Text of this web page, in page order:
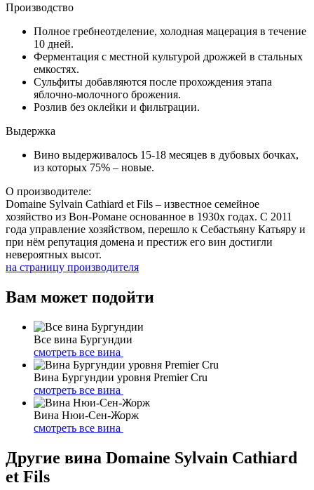
Производство
Полное гребнеотделение, холодная мацерация в течение
10 дней.
Ферментация с местной культурой дрожжей в стальных
емкостях.
Сульфиты добавляются после прохождения этапа
яблочно-молочного брожения.
Розлив без оклейки и фильтрации.
Выдержка
Вино выдерживалось 15-18 месяцев в дубовых бочках,
из которых 75% – новые.
О производителе:
Domaine Sylvain Cathiard et Fils – известное семейное
хозяйство из Вон-Романе основанное в 1930х годах. С 2011
года управление хозяйством, перешло к Себастьяну Катьяру и
при нём репутация домена и престиж его вин достигли
невероятных высот.
на страницу производителя
Вам может подойти
Все вина Бургундии
смотреть все вина
Вина Бургундии уровня Premier Cru
смотреть все вина
Вина Нюи-Сен-Жорж
смотреть все вина
Другие вина Domaine Sylvain Cathiard
et Fils